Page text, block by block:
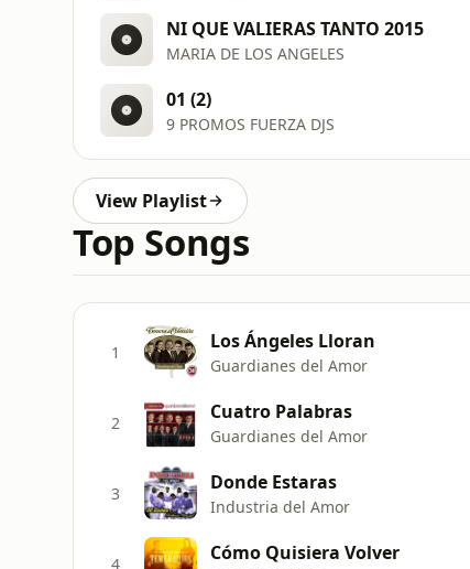
NI QUE VALIERAS TANTO 2015
MARIA DE LOS ANGELES
01 (2)
9 PROMOS FUERZA DJS
View Playlist
Top Songs
1 Los Ángeles Lloran
Guardianes del Amor
2 Cuatro Palabras
Guardianes del Amor
3 Donde Estaras
Industria del Amor
4 Cómo Quisiera Volver